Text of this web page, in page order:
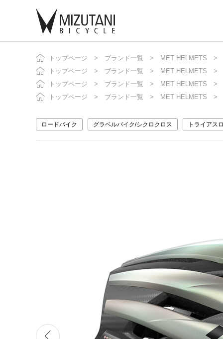
自
トップページ ブランド一覧 MET HELMETS
トップページ
ブランド一覧 MET HELMETS
トップページ
ブランド一覧 MET HELMETS
トップページ
ブランド一覧 MET HELMETS
ロードバイク グラベルバイク/シクロクロス トライアス